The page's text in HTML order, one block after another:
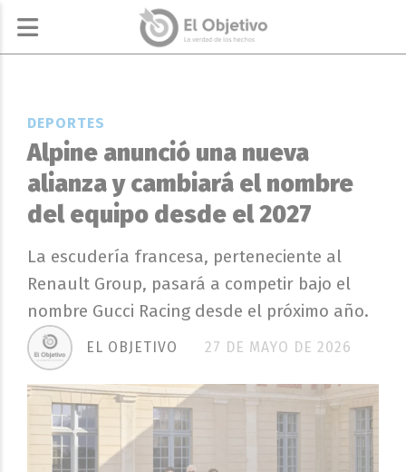
Alpine anunció una nueva
alianza y cambiará el nombre
del equipo desde el 2027
La escudería francesa, perteneciente al
Renault Group, pasará a competir bajo el
nombre Gucci Racing desde el próximo año.
DEPORTES
27 DE MAYO DE 2026
EL OBJETIVO